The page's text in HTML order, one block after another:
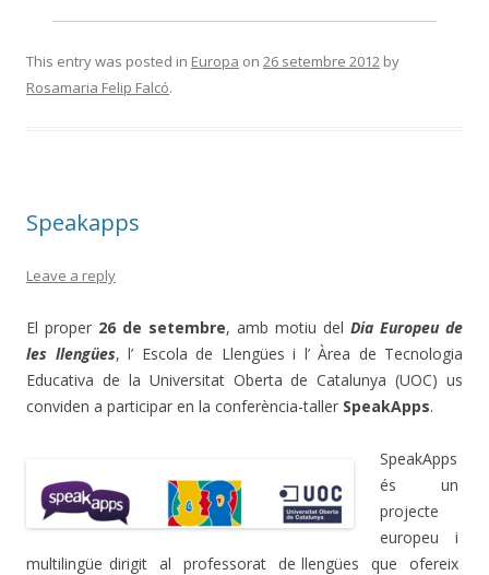
This entry was posted in Europa on 26 setembre 2012 by
Rosamaria Felip Falcó.
Speakapps
Leave a reply
El proper 26 de setembre, amb motiu del Dia Europeu de
les llengües, l’ Escola de Llengües i l’ Àrea de Tecnologia
Educativa de la Universitat Oberta de Catalunya (UOC) us
conviden a participar en la conferència-taller SpeakApps.
SpeakApps
és un
projecte
europeu i
multilingüe dirigit al professorat de llengües que ofereix